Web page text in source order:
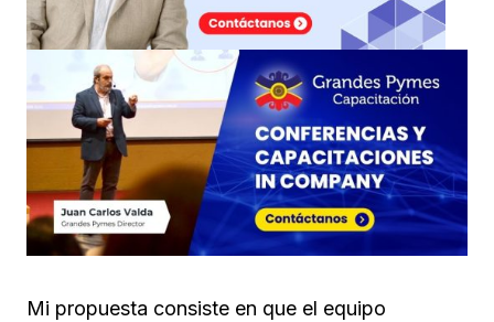
Mi propuesta consiste en que el equipo